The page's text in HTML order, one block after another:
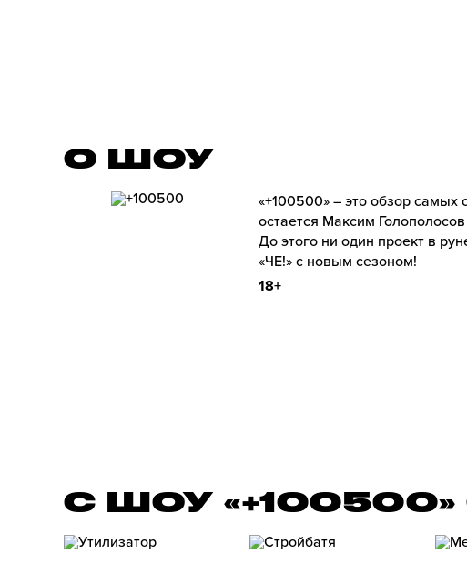
О ШОУ
«+100500» – это обзор
остается Максим
До этого ни один проект в
«ЧЕ!» с новым сезоном!
18+
С ШОУ